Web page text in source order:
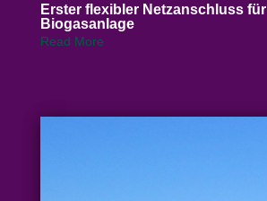
Erster flexibler Netz­an­schluss für
Biogasanlage
Read More